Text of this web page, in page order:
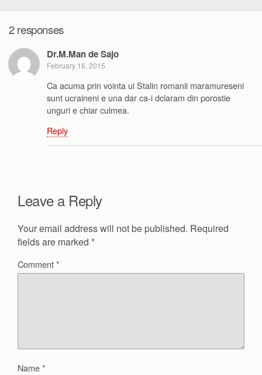
2 responses
Dr.M.Man de Sajo
February 16, 2015
Ca acuma prin vointa ui Stalin romanii maramureseni
sunt ucraineni e una dar ca-i dclaram din porostie
unguri e chiar culmea.
Reply
Leave a Reply
Your email address will not be published. Required
fields are marked *
Comment*
Name*